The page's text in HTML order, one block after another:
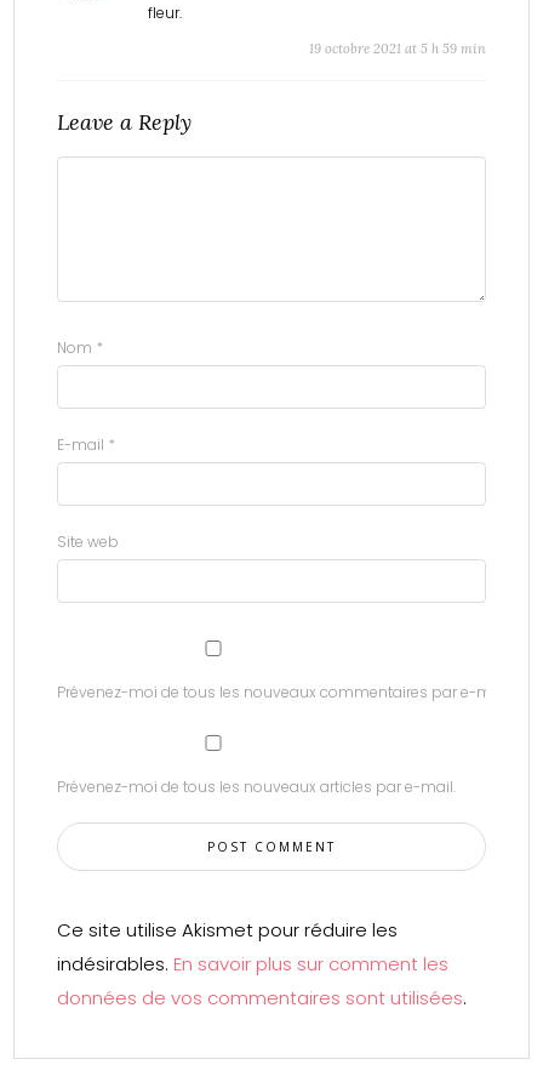
fleur.
19 octobre 2021 at 5 h 59 min
Leave a Reply
Nom *
E-mail *
Site web
Prévenez-moi de tous les nouveaux commentaires par e-mail.
Prévenez-moi de tous les nouveaux articles par e-mail.
Ce site utilise Akismet pour réduire les
indésirables. En savoir plus sur comment les
données de vos commentaires sont utilisées.